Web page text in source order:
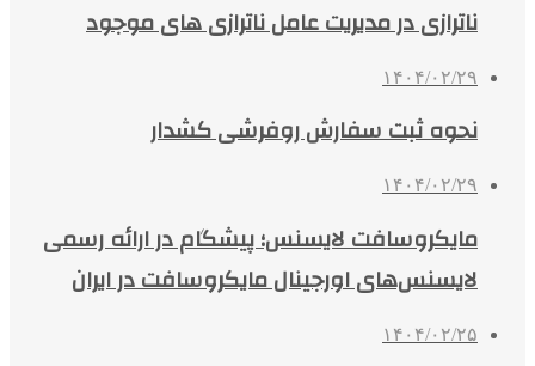
ناترازی در مدیریت عامل ناترازی های موجود
۱۴۰۴/۰۲/۲۹
نحوه ثبت سفارش روفرشی کشدار
۱۴۰۴/۰۲/۲۹
مایکروسافت لایسنس؛ پیشگام در ارائه رسمی
لایسنس‌های اورجینال مایکروسافت در ایران
۱۴۰۴/۰۲/۲۵